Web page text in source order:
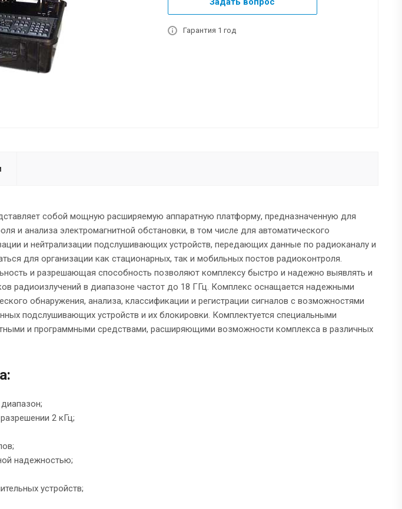
Гарантия 1 год
собой мощную расширяемую аппаратную платформу, предназначенную для
и анализа электромагнитной обстановки, в том числе для автоматического
и нейтрализации подслушивающих устройств, передающих данные по радиоканалу и
для организации как стационарных, так и мобильных постов радиоконтроля.
и разрешающая способность позволяют комплексу быстро и надежно выявлять и
радиоизлучений в диапазоне частот до 18 ГГц. Комплекс оснащается надежными
обнаружения, анализа, классификации и регистрации сигналов с возможностями
подслушивающих устройств и их блокировки. Комплектуется специальными
и программными средствами, расширяющими возможности комплекса в различных
2 кГц;
надежностью;
устройств;